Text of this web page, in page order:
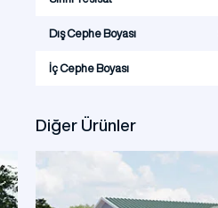
Dış Cephe Boyası
İç Cephe Boyası
Diğer Ürünler